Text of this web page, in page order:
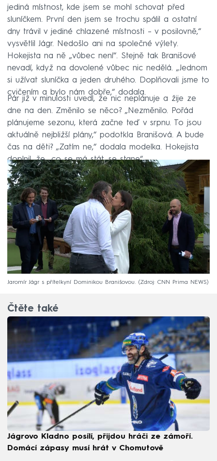
jediná místnost, kde jsem se mohl schovat před
sluníčkem. První den jsem se trochu spálil a ostatní
dny trávil v jediné chlazené místnosti – v posilovně,“
vysvětlil Jágr. Nedošlo ani na společné výlety.
Hokejista na ně „vůbec není“. Stejně tak Branišové
nevadí, když na dovolené vůbec nic nedělá. „Jednom
si užívat sluníčka a jeden druhého. Doplňovali jsme to
cvičením a bylo nám dobře,“ dodala.
Pár již v minulosti uvedl, že nic neplánuje a žije ze
dne na den. Změnilo se něco? „Nezměnilo. Pořád
plánujeme sezonu, která začne teď v srpnu. To jsou
aktuálně nejbližší plány,“ podotkla Branišová. A bude
čas na děti? „Zatím ne,“ dodala modelka. Hokejista
doplnil, že „co se má stát, se stane“.
Jaromír Jágr s přítelkyní Dominikou Branišovou. Zdroj: CNN Prima NEWS
Čtěte také
Jágrovo Kladno posílí, přijdou hráči ze zámoří.
Domácí zápasy musí hrát v Chomutově